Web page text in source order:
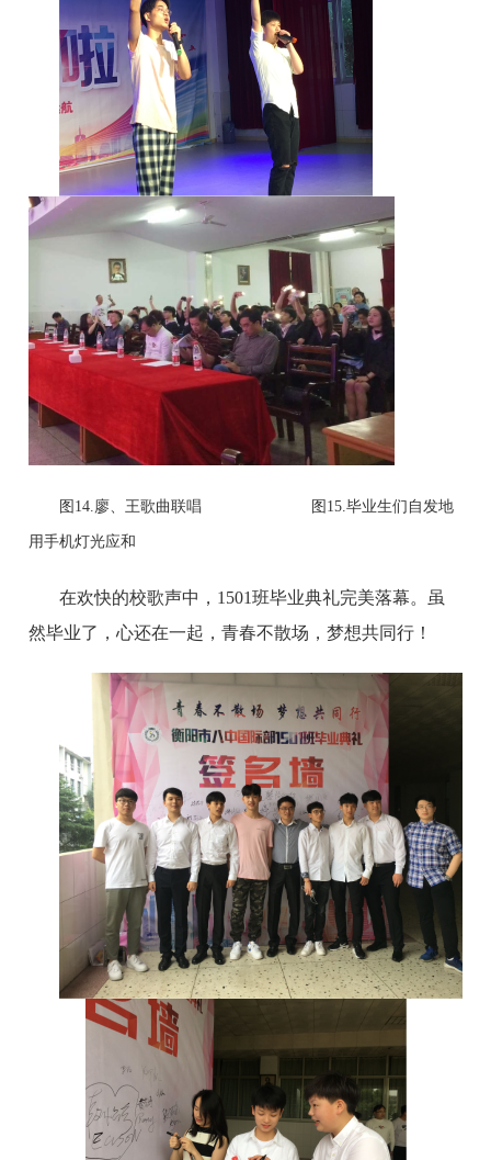
图 14.廖、王歌曲联唱 图15.毕业生们自发地
用手机灯光应和
在欢快的校歌声中， 1501班毕业典礼完美落幕。虽
然毕业了，心还在一起，青春不散场，梦想共同行！